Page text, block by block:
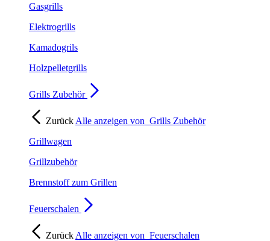
Gasgrills
Elektrogrills
Kamadogrils
Holzpelletgrills
Grills Zubehör
Zurück Alle anzeigen von Grills Zubehör
Grillwagen
Grillzubehör
Brennstoff zum Grillen
Feuerschalen
Zurück Alle anzeigen von Feuerschalen